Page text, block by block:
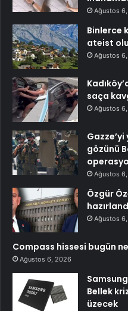
Ağustos
Binlerce
ateist
Ağustos
saça
Ağustos
gözünü
Ağustos
Özgür
Ağustos
Compass hissesi bugün
Ağustos 6, 2026
Bellek
üzecek